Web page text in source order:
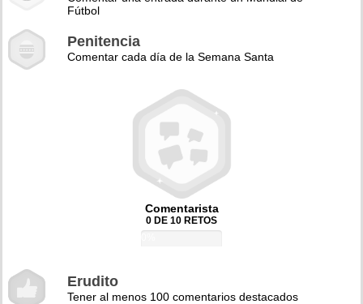
Fútbol
Penitencia
Comentar cada día de la Semana Santa
Comentarista
0 DE 10 RETOS
Erudito
Tener al menos 100 comentarios destacados